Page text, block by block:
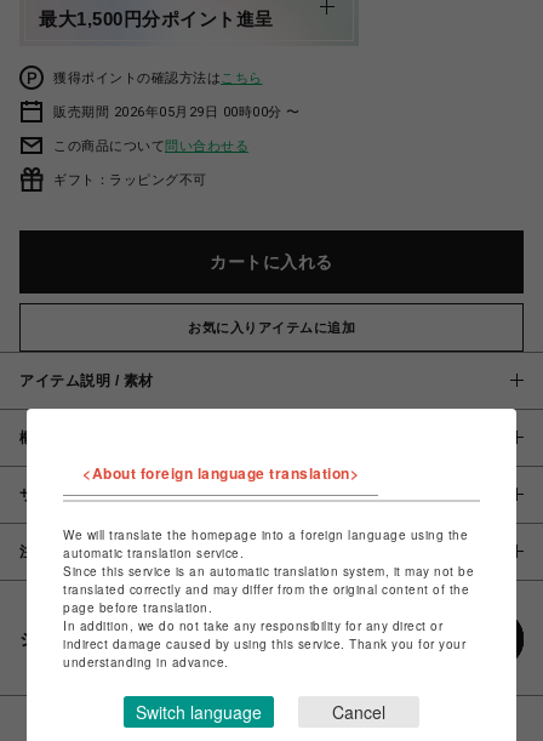
最大1,500円分ポイント進呈
獲得ポイントの確認方法は こちら
販売期間 2026年05月29日 00時00分 〜
この商品について問い合わせる
ギフト：ラッピング不可
カートに入れる
お気に入りアイテムに追加
アイテム説明 / 素材
概要
サイズ
注意事項
シェアする
<About foreign language translation>
We will translate the homepage into a foreign language using the
automatic translation service.
Since this service is an automatic translation system, it may not be
translated correctly and may differ from the original content of the
page before translation.
In addition, we do not take any responsibility for any direct or
indirect damage caused by using this service. Thank you for your
understanding in advance.
Switch language Cancel